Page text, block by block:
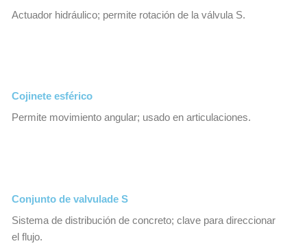
Actuador hidráulico; permite rotación de la válvula S.
Cojinete esférico
Permite movimiento angular; usado en articulaciones.
Conjunto de valvulade S
Sistema de distribución de concreto; clave para direccionar
el flujo.